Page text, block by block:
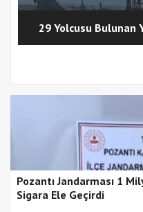
29 Yolcusu Bulunan
Pozantı Jandarması 1
Sigara Ele Geçirdi